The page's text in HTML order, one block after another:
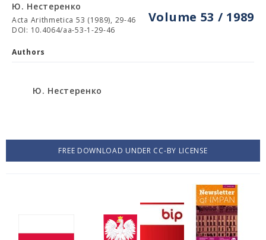
Volume 53 / 1989
Ю. Нестеренко
Acta Arithmetica 53 (1989), 29-46
DOI: 10.4064/aa-53-1-29-46
Authors
Ю. Нестеренко
FREE DOWNLOAD UNDER CC-BY LICENSE